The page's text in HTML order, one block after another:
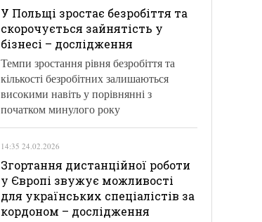
У Польщі зростає безробіття та
скорочується зайнятість у
бізнесі – дослідження
Темпи зростання рівня безробіття та
кількості безробітних залишаються
високими навіть у порівнянні з
початком минулого року
14:35 24.02.2026
Згортання дистанційної роботи
у Європі звужує можливості
для українських спеціалістів за
кордоном – дослідження